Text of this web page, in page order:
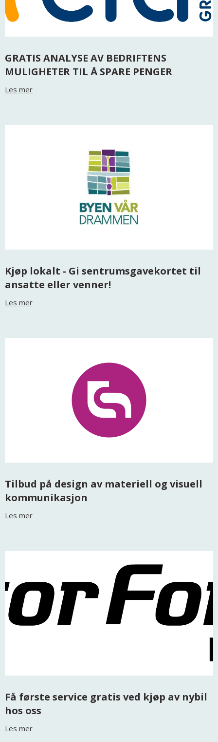
GRATIS ANALYSE AV BEDRIFTENS
MULIGHETER TIL Å SPARE PENGER
Les mer
Kjøp lokalt - Gi sentrumsgavekortet til
ansatte eller venner!
Les mer
Tilbud på design av materiell og visuell
kommunikasjon
Les mer
Få første service gratis ved kjøp av nybil
hos oss
Les mer